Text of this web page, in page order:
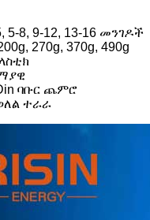
5-8, 9-12, 13-16 መንገዶች
270g, 370g, 490g
ባቡር ጨምሮ
ተራራ